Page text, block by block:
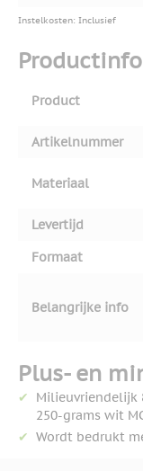
Instelkosten: Inclusief
Product
Artikelnummer
Materiaal
Levertijd
Formaat
Belangrijke info
Plus- en
Milieuvriendelijk
250-grams wit
Wordt bedrukt